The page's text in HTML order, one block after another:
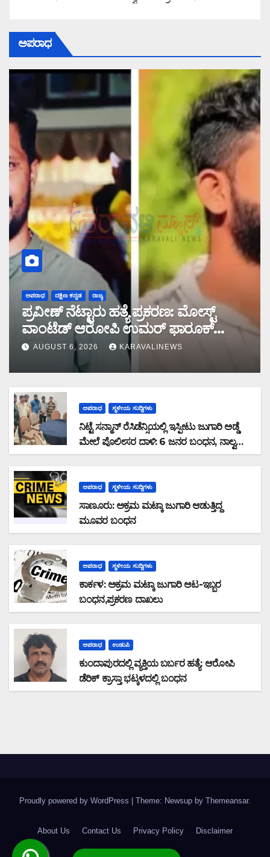
ಅಪರಾಧ
ಅಪರಾಧ ದಕ್ಷಿಣ ಕನ್ನಡ ರಾಜ್ಯ
ಪ್ರವೀಣ್ ನೆಟ್ಟಾರು ಹತ್ಯೆ ಪ್ರಕರಣ: ಮೋಸ್ಟ್
ವಾಂಟೆಡ್ ಆರೋಪಿ ಉಮರ್ ಫಾರೂಕ್
ಕೊಚ್ಚಿಯಲ್ಲಿ ಎನ್‌ಐಎ ವಶಕ್ಕೆ
AUGUST 6, 2026 KARAVALINEWS
ಅಪರಾಧ ಸ್ಥಳೀಯ ಸುದ್ದಿಗಳು
ನಿಟ್ಟೆ ಸನ್ಮಾನ್ ರೆಸಿಡೆನ್ಸಿಯಲ್ಲಿ ಇಸ್ಪೀಟು ಜುಗಾರಿ ಅಡ್ಡೆ
ಮೇಲೆ ಪೊಲೀಸರ ದಾಳಿ: 6 ಜನರ ಬಂಧನ, ನಾಲ್ವರು
ಪರಾರಿ: ನಗದು ಹಾಗೂ ಮೊಬೈಲ್ ವಶ
ಅಪರಾಧ ಸ್ಥಳೀಯ ಸುದ್ದಿಗಳು
ಸಾಣೂರು: ಅಕ್ರಮ ಮಟ್ಕಾ ಜುಗಾರಿ ಆಡುತ್ತಿದ್ದ
ಮೂವರ ಬಂಧನ
ಅಪರಾಧ ಸ್ಥಳೀಯ ಸುದ್ದಿಗಳು
ಕಾರ್ಕಳ: ಅಕ್ರಮ ಮಟ್ಕಾ ಜುಗಾರಿ ಆಟ-ಇಬ್ಬರ
ಬಂಧನ,ಪ್ರಕರಣ ದಾಖಲು
ಅಪರಾಧ ಉಡುಪಿ
ಕುಂದಾಪುರದಲ್ಲಿ ವ್ಯಕ್ತಿಯ ಬರ್ಬರ ಹತ್ಯೆ: ಆರೋಪಿ
ಡೆರಿಕ್ ಕ್ರಾಸ್ತಾ ಭಟ್ಕಳದಲ್ಲಿ ಬಂಧನ
Proudly powered by WordPress Theme: Newsup by Themeansar.
About Us Contact Us Privacy Policy Disclaimer